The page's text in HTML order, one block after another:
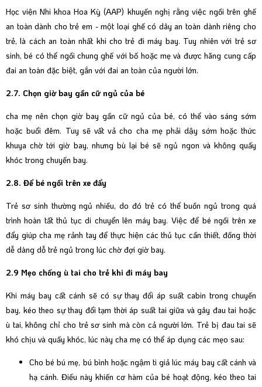
Học viện Nhi khoa Hoa Kỳ (AAP) khuyến nghị rằng việc ngồi trên ghế
an toàn dành cho trẻ em - một loại ghế có dây an toàn dành riêng cho
trẻ, là cách an toàn nhất khi cho trẻ đi máy bay. Tuy nhiên với trẻ sơ
sinh, bé có thể ngồi chung ghế với bố hoặc mẹ và được hãng cung cấp
đai an toàn đặc biệt, gắn với đai an toàn của người lớn.
2.7. Chọn giờ bay gần cữ ngủ của bé
cha mẹ nên chọn giờ bay gần cữ ngủ của bé, có thể vào sáng sớm
hoặc buổi đêm. Tuy sẽ vất vả cho cha mẹ phải dậy sớm hoặc thức
khuya chờ tới giờ bay, nhưng bù lại bé sẽ ngủ ngon và không quấy
khóc trong chuyến bay.
2.8. Để bé ngồi trên xe đẩy
Trẻ sơ sinh thường ngủ nhiều, do đó trẻ có thể buồn ngủ trong quá
trình hoàn tất thủ tục di chuyển lên máy bay. Việc để bé ngồi trên xe
đẩy giúp cha mẹ rảnh tay để thực hiện các thủ tục cần thiết, đồng thời
dễ dàng dỗ trẻ ngủ trong lúc chờ đợi giờ bay.
2.9 Mẹo chống ù tai cho trẻ khi đi máy bay
Khi máy bay cất cánh sẽ có sự thay đổi áp suất cabin trong chuyến
bay, kéo theo sự thay đổi tạm thời áp suất tai giữa và gây đau tai hoặc
ù tai, không chỉ cho trẻ sơ sinh mà còn cả người lớn. Trẻ bị đau tai sẽ
khó chịu và quấy khóc, lúc này cha mẹ có thể áp dụng các mẹo sau:
Cho bé bú mẹ, bú bình hoặc ngậm ti giả lúc máy bay cất cánh và
hạ cánh. Điều này khiến cơ hàm của bé hoạt động, kéo theo tai